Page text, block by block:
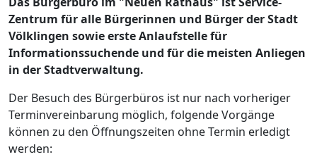
Zentrum für alle Bürgerinnen und Bürger der Stadt
Völklingen sowie erste Anlaufstelle für
Informationssuchende und für die meisten Anliegen
in der Stadtverwaltung.
Der Besuch des Bürgerbüros ist nur nach vorheriger
Terminvereinbarung möglich, folgende Vorgänge
können zu den Öffnungszeiten ohne Termin erledigt
werden: